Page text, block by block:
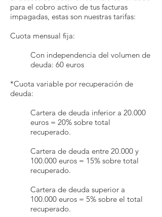
para el cobro activo de tus facturas
impagadas, estas son nuestras tarifas:
Cuota mensual fija:
Con independencia del volumen de
deuda: 60 euros
*Cuota variable por recuperación de
deuda:
Cartera de deuda inferior a 20.000
euros = 20% sobre total
recuperado.
Cartera de deuda entre 20.000 y
100.000 euros = 15% sobre total
recuperado.
Cartera de deuda superior a
100.000 euros = 5% sobre el total
recuperado.